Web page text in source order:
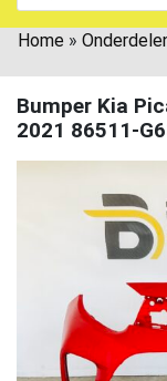
Home »
Bumper Kia
2021 86511-